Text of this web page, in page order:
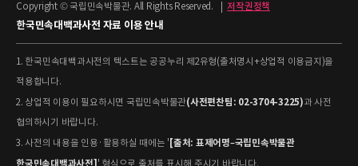
Copyright © 국립민속박물관. All Rights Reserved.
저작권정책
한국민속대백과사전 자료 이용 안내
1. 한국민속대백과사전의 텍스트는 공공누리 제2유형(출처명시+상업적 이용금지)을
적용합니다.
2. 상업적 이용이 필요하시면 국립민속박물관(사전편찬팀: 02-3704-3225)과 사전
협의하시기 바랍니다.
3. 사전의 내용을 인용·활용하실 때에는 ' [출처: 표제어명–국립민속박물관
한국민속대백과사전] ' 형식으로 출처를 표시해 주시기 바랍니다.